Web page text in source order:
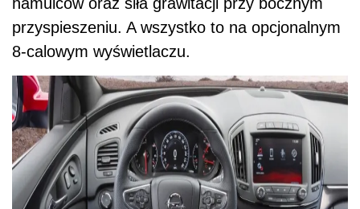
przyspieszeniu. A wszystko to na opcjonalnym
8-calowym wyświetlaczu.